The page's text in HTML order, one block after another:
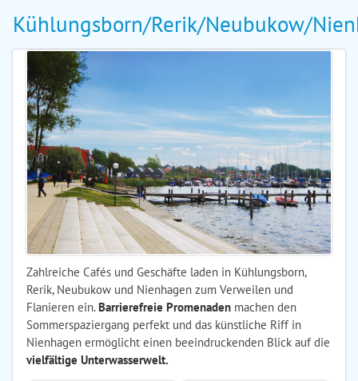
Kühlungsborn/Rerik/Neubukow/
Zahlreiche Cafés und Geschäfte laden in Kühlungsborn,
Rerik, Neubukow und Nienhagen zum Verweilen und
Flanieren ein. Barrierefreie Promenaden machen den
Sommerspaziergang perfekt und das künstliche Riff in
Nienhagen ermöglicht einen beeindruckenden Blick auf die
vielfältige Unterwasserwelt.